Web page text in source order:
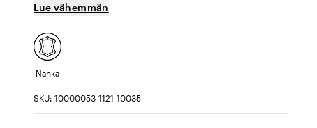
Lue vähemmän
Nahka
SKU: 10000053-1121-10035